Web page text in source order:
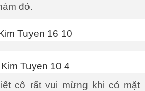
đỏ.
cô rất vui mừng khi có mặt